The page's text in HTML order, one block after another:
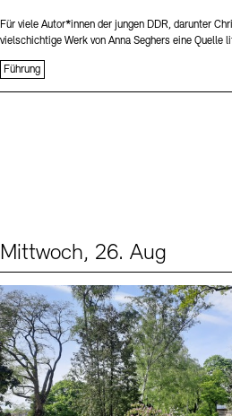
Für viele Autor*innen der jungen DDR, darunter
vielschichtige Werk von Anna Seghers eine Quelle
Führung
Mittwoch, 26. Aug